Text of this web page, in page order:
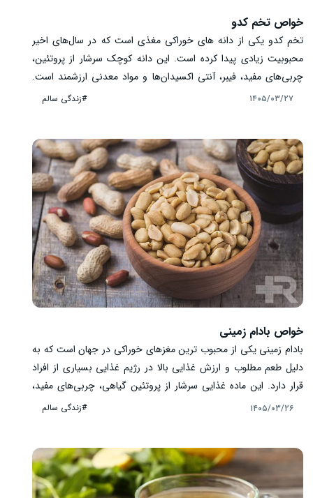
خواص تخم کدو
تخم کدو یکی از دانه‌ های خوراکی مغذی است که در سال‌های اخیر
محبوبیت زیادی پیدا کرده است. این دانه کوچک سرشار از پروتئین،
چربی‌های مفید، فیبر، آنتی ‌اکسیدان‌ها و مواد معدنی ارزشمند است.
تخم کدو را می ‌توان به صورت خام، بو داده یا به عنوان بخشی از سالاد
ویژه‌ای داشته باشد.
۱۴۰۵/۰۳/۲۷ #زندگی سالم
خواص بادام زمینی
بادام زمینی یکی از محبوب‌ ترین مغزهای خوراکی در جهان است که به
دلیل طعم مطلوب و ارزش غذایی بالا در رژیم غذایی بسیاری از افراد
قرار دارد. این ماده غذایی سرشار از پروتئین گیاهی، چربی‌های مفید،
ویتامین‌ها و مواد معدنی است. بسیاری از افراد بادام زمینی را به عنوان
بادام زمینی برای سلامتی آشنا می‌ شویم.
۱۴۰۵/۰۳/۲۶ #زندگی سالم